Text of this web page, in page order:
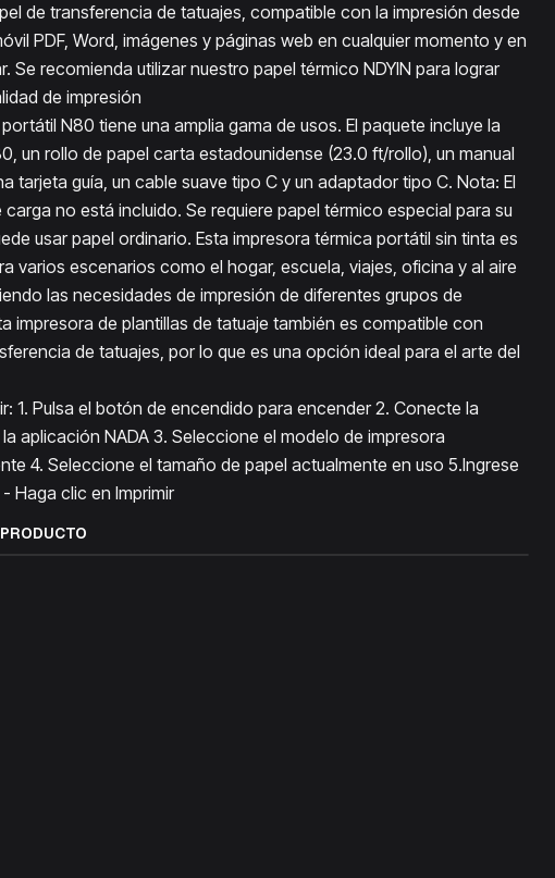
de transferencia de tatuajes, compatible con la impresión desde
PDF, Word, imágenes y páginas web en cualquier momento y en
Se recomienda utilizar nuestro papel térmico NDYIN para lograr
de impresión
N80 tiene una amplia gama de usos. El paquete incluye la
un rollo de papel carta estadounidense (23.0 ft/rollo), un manual
tarjeta guía, un cable suave tipo C y un adaptador tipo C. Nota: El
no está incluido. Se requiere papel térmico especial para su
usar papel ordinario. Esta impresora térmica portátil sin tinta es
varios escenarios como el hogar, escuela, viajes, oficina y al aire
las necesidades de impresión de diferentes grupos de
impresora de plantillas de tatuaje también es compatible con
de tatuajes, por lo que es una opción ideal para el arte del
1. Pulsa el botón de encendido para encender 2. Conecte la
aplicación NADA 3. Seleccione el modelo de impresora
4. Seleccione el tamaño de papel actualmente en uso 5.Ingrese
Haga clic en Imprimir